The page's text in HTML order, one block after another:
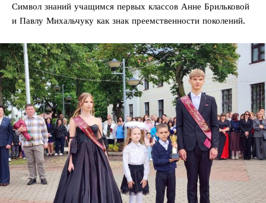
Символ знаний учащимся первых классов Анне Брильковой
и Павлу Михальчуку как знак преемственности поколений.